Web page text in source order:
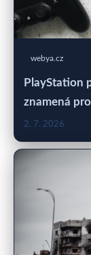
webya.cz
PlayStation
znamená
2. 7. 2026